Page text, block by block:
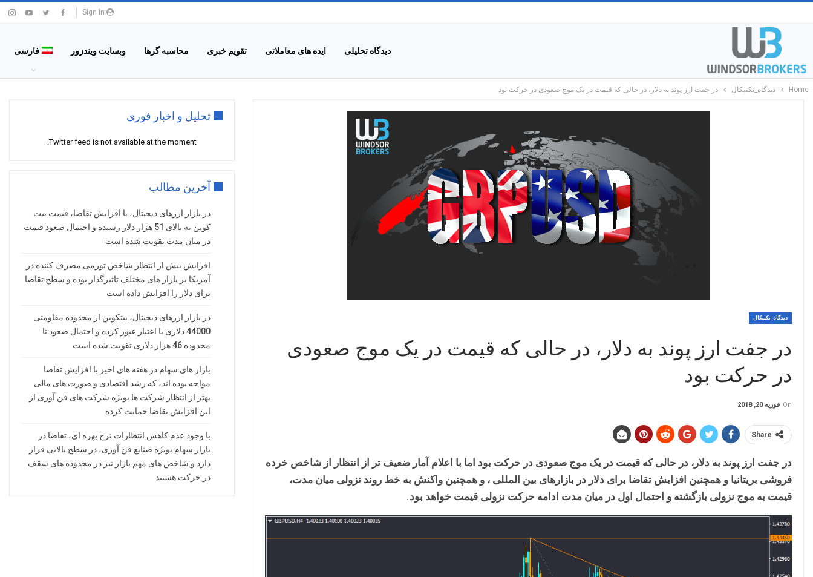
دیدگاه تحلیلی ایده های معاملاتی تقویم خبری محاسبه گرها وبسایت ویندزور فارسی
Home دیدگاه_تکنیکال در جفت ارز پوند به دلار، در حالی که قیمت در یک موج صعودی در حرکت بود
دیدگاه_تکنیکال
در جفت ارز پوند به دلار، در حالی که قیمت در یک موج صعودی
در حرکت بود
On فوریه 20, 2018
Share
در جفت ارز پوند به دلار، در حالی که قیمت در یک موج صعودی در حرکت بود اما با اعلام آمار ضعیف تر از انتظار از شاخص خرده
فروشی بریتانیا و همچنین افزایش تقاضا برای دلار در بازارهای بین المللی ، و همچنین واکنش به خط روند نزولی میان مدت،
قیمت به موج نزولی بازگشته و احتمال اول در میان مدت ادامه حرکت نزولی قیمت خواهد بود.
تحلیل و اخبار فوری
Twitter feed is not available at the moment.
آخرین مطالب
در بازار ارزهای دیجیتال، با افزایش تقاضا، قیمت بیت
کوین به بالای 51 هزار دلار رسیده و احتمال صعود قیمت
در میان مدت تقویت شده است
افزایش بیش از انتظار شاخص تورمی مصرف کننده در
آمریکا بر بازار های مختلف تاثیرگذار بوده و سطح تقاضا
برای دلار را افزایش داده است
در بازار ارزهای دیجیتال، بیتکوین از محدوده مقاومتی
44000 دلاری با اعتبار عبور کرده و احتمال صعود تا
محدوده 46 هزار دلاری تقویت شده است
بازار های سهام در هفته های اخیر با افزایش تقاضا
مواجه بوده اند، که رشد اقتصادی و صورت های مالی
بهتر از انتظار شرکت ها بویژه شرکت های فن آوری از
این افزایش تقاضا حمایت کرده
با وجود عدم کاهش انتظارات نرخ بهره ای، تقاضا در
بازار سهام بویژه صنایع فن آوری، در سطح بالایی قرار
دارد و شاخص های مهم بازار نیز در محدوده های سقف
در حرکت هستند